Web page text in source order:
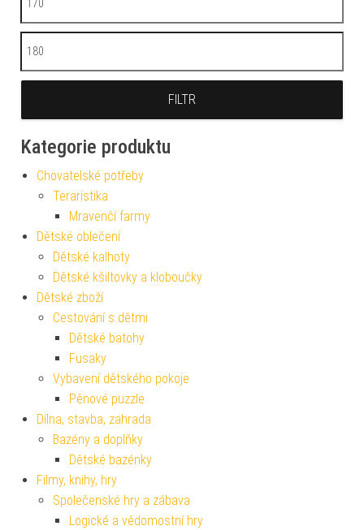
Maximální cena
FILTR
Kategorie produktu
Chovatelské potřeby
Teraristika
Mravenčí farmy
Dětské oblečení
Dětské kalhoty
Dětské kšiltovky a kloboučky
Dětské zboží
Cestování s dětmi
Dětské batohy
Fusaky
Vybavení dětského pokoje
Pěnové puzzle
Dílna, stavba, zahrada
Bazény a doplňky
Dětské bazénky
Filmy, knihy, hry
Společenské hry a zábava
Logické a vědomostní hry